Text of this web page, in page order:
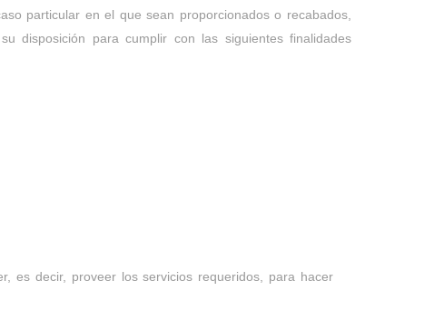
particular en el que sean proporcionados o recabados,
disposición para cumplir con las siguientes finalidades
es decir, proveer los servicios requeridos, para hacer